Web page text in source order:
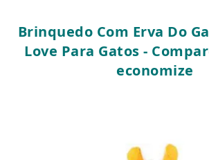
Brinquedo Com Erva Do
Love Para Gatos -
economize